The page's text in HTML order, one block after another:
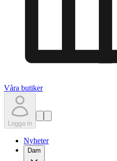
Våra butiker
Logga in
Nyheter
Dam